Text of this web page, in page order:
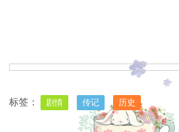
标签： 剧情 传记 历史